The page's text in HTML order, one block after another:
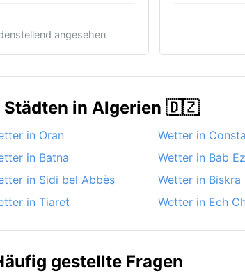
angesehen
Städten in Algerien 🇩🇿
in Oran Wetter in
in Batna Wetter in Bab
in Sidi bel Abbès Wetter in Biskra
in Tiaret Wetter in Ech
gestellte Fragen